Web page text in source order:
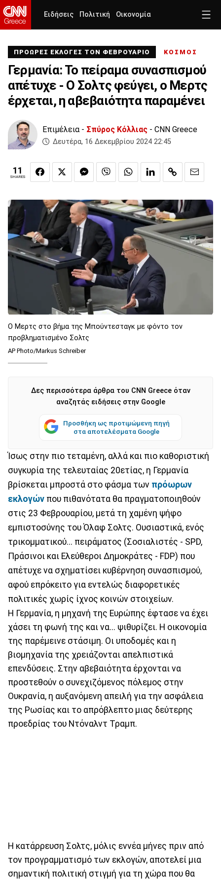
Ειδήσεις Πολιτική Οικονομία
ΠΡΟΩΡΕΣ ΕΚΛΟΓΕΣ ΤΟΝ ΦΕΒΡΟΥΑΡΙΟ ΚΟΣΜΟΣ
Γερμανία: Το πείραμα συνασπισμού
απέτυχε - Ο Σολτς φεύγει, ο Μερτς
έρχεται, η αβεβαιότητα παραμένει
Επιμέλεια - Σπύρος Κόλλιας - CNN Greece
Δευτέρα, 16 Δεκεμβρίου 2024 22:45
11
SHARES
Ο Μερτς στο βήμα της Μπούντεσταγκ με φόντο τον
προβληματισμένο Σολτς
AP Photo/Markus Schreiber
Δες περισσότερα άρθρα του CNN Greece όταν
αναζητάς ειδήσεις στην Google
Προσθήκη ως προτιμώμενη πηγή
στα αποτελέσματα Google
Ίσως στην πιο τεταμένη, αλλά και πιο καθοριστική
συγκυρία της τελευταίας 20ετίας, η Γερμανία
βρίσκεται μπροστά στο φάσμα των πρόωρων
εκλογών που πιθανότατα θα πραγματοποιηθούν
στις 23 Φεβρουαρίου, μετά τη χαμένη ψήφο
εμπιστοσύνης του Όλαφ Σολτς. Ουσιαστικά, ενός
τρικομματικού... πειράματος (Σοσιαλιστές - SPD,
Πράσινοι και Ελεύθεροι Δημοκράτες - FDP) που
απέτυχε να σχηματίσει κυβέρνηση συνασπισμού,
αφού επρόκειτο για εντελώς διαφορετικές
πολιτικές χωρίς ίχνος κοινών στοιχείων.
Η Γερμανία, η μηχανή της Ευρώπης έφτασε να έχει
χάσει τη φωνή της και να... ψιθυρίζει. Η οικονομία
της παρέμεινε στάσιμη. Οι υποδομές και η
βιομηχανία της χρειάζονται απελπιστικά
επενδύσεις. Στην αβεβαιότητα έρχονται να
προστεθούν ο συνεχιζόμενος πόλεμος στην
Ουκρανία, η αυξανόμενη απειλή για την ασφάλεια
της Ρωσίας και το απρόβλεπτο μιας δεύτερης
προεδρίας του Ντόναλντ Τραμπ.
Η κατάρρευση Σολτς, μόλις εννέα μήνες πριν από
τον προγραμματισμό των εκλογών, αποτελεί μια
σημαντική πολιτική στιγμή για τη χώρα που θα